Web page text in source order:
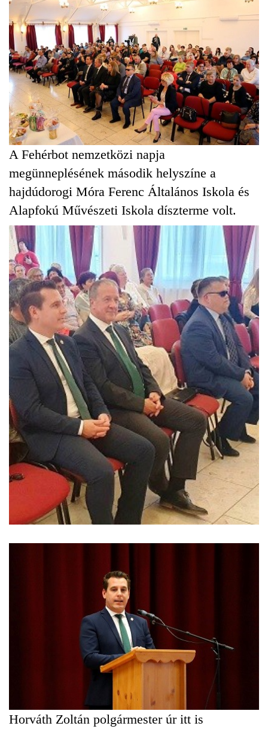
A Fehérbot nemzetközi napja
megünneplésének második helyszíne a
hajdúdorogi Móra Ferenc Általános Iskola és
Alapfokú Művészeti Iskola díszterme volt.
Horváth Zoltán polgármester úr itt is